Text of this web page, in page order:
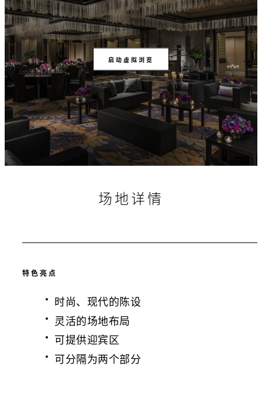
启动虚拟浏览
场地详情
特色亮点
时尚、现代的陈设
灵活的场地布局
可提供迎宾区
可分隔为两个部分